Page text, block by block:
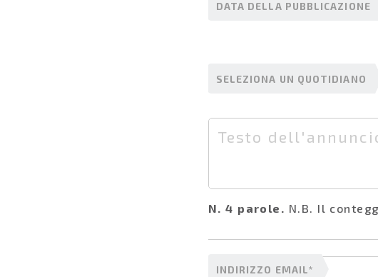
DATA DELLA PUBBLICAZIONE
SELEZIONA UN QUOTIDIANO
N.4 parole. N.B. Il
INDIRIZZO EMAIL*